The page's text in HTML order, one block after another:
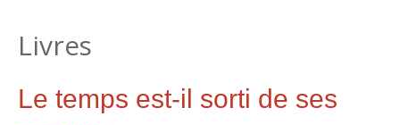
Livres
Le temps est-il sorti de ses